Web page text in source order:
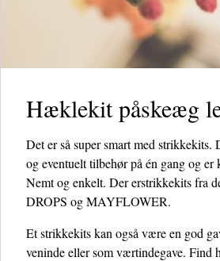
Hæklekit påskeæg
Det er så super smart med strikkekits.
og eventuelt tilbehør på én gang og er
Nemt og enkelt. Der erstrikkekits fra
DROPS og MAYFLOWER.
Et strikkekits kan også være en god
veninde eller som værtindegave.